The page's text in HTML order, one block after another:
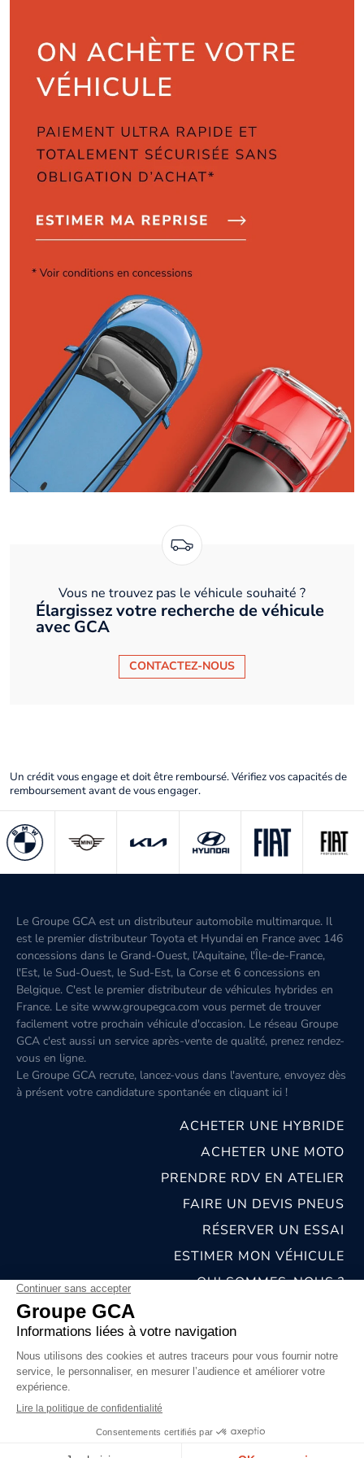
Vous ne trouvez pas le véhicule souhaité ?
Élargissez votre recherche de véhicule
avec GCA
CONTACTEZ-NOUS
Un crédit vous engage et doit être remboursé. Vérifiez vos capacités de
remboursement avant de vous engager.
Le Groupe GCA est un distributeur automobile multimarque. Il
est le premier distributeur Toyota et Hyundai en France avec 146
concessions dans le Grand-Ouest, l’Aquitaine, l'Île-de-France,
l'Est, le Sud-Ouest, le Sud-Est, la Corse et 6 concessions en
Belgique. C'est le premier distributeur de véhicules hybrides en
France. Le site www.groupegca.com vous permet de trouver
facilement votre prochain véhicule d'occasion. Le réseau Groupe
GCA c'est aussi un service après-vente de qualité, prenez rendez-
vous en ligne.
Le Groupe GCA recrute, lancez-vous dans l'aventure, envoyez dès
à présent votre candidature spontanée en cliquant ici !
ACHETER UNE HYBRIDE
ACHETER UNE MOTO
PRENDRE RDV EN ATELIER
FAIRE UN DEVIS PNEUS
RÉSERVER UN ESSAI
ESTIMER MON VÉHICULE
QUI SOMMES-NOUS ?
NOS CONCESSIONS & CARROSSERIES
MENTIONS LÉGALES
CONDITIONS GÉNÉRALES DE VENTE